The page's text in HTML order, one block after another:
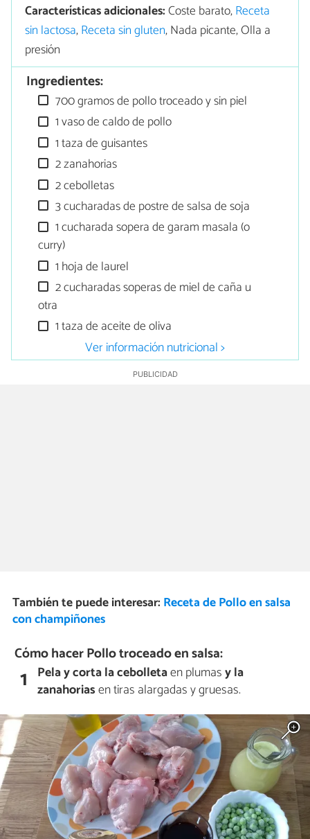
Características adicionales:Coste barato,Receta
sin lactosa,Receta sin gluten, Nada picante, Olla a
presión
Ingredientes:
700 gramos de pollo troceado y sin piel
1 vaso de caldo de pollo
1 taza de guisantes
2 zanahorias
2 cebolletas
3 cucharadas de postre de salsa de soja
1 cucharada sopera de garam masala (o
curry)
1 hoja de laurel
2 cucharadas soperas de miel de caña u
otra
1 taza de aceite de oliva
Ver información nutricional >
También te puede interesar: Receta de Pollo en salsa
con champiñones
Cómo hacer Pollo troceado en salsa:
1 Pela y corta la cebolletaen plumasy la
zanahoriasen tiras alargadas y gruesas.